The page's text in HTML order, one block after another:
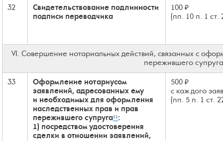
32
Свидетельствование подлинности
подписи переводчика
100 ₽
(пп. 10 п. 1 ст.
VI. Совершение нотариальных действий, связанных с
пережившего супруга
33
Оформление нотариусом
заявлений, адресованных ему
и необходимых для оформления
наследственных прав и прав
пережившего супруга¹¹:
1) посредством удостоверения
сделки в отношении заявлений,
500 ₽
с каждого
(пп. 5 п. 1 ст.